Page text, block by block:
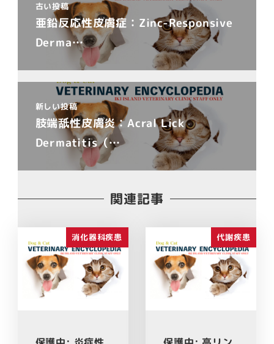
古い投稿
亜鉛反応性皮膚症：Zinc-Responsive
Derma…
新しい投稿
肢端舐性皮膚炎：Acral Lick
Dermatitis（…
関連記事
消化器科疾患 代謝疾患